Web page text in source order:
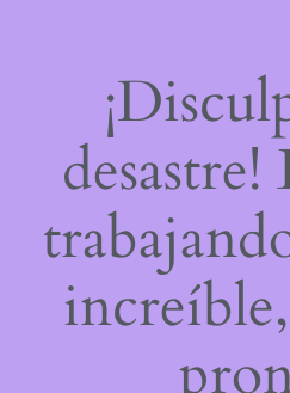
desastre!